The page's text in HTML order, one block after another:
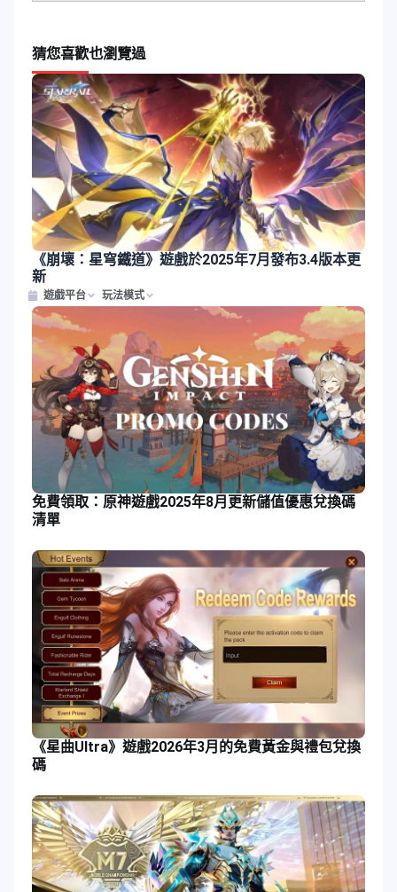
猜您喜歡也瀏覽過
《崩壞：星穹鐵道》遊戲於2025年7月發布3.4版本更
新
遊戲平台 玩法模式
免費領取：原神遊戲2025年8月更新儲值優惠兌換碼
清單
《星曲Ultra》遊戲2026年3月的免費黃金與禮包兌換
碼